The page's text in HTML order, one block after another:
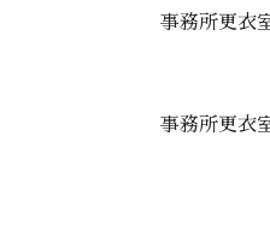
事務所更衣
事務所更衣